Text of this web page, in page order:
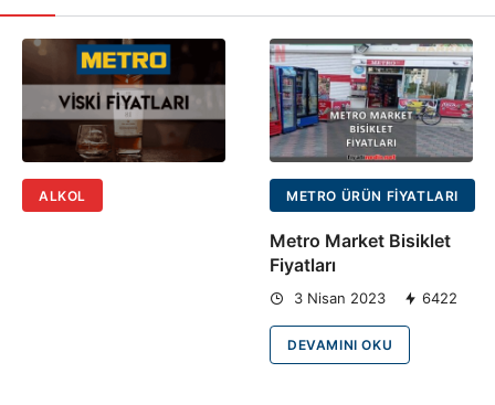
ALKOL METRO ÜRÜN FIYATLARI
Metro Market Bisiklet
Fiyatları
3 Nisan 2023 6422
DEVAMINI OKU